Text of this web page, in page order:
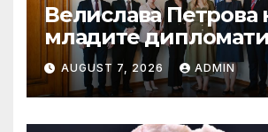
Велислава Петрова
младите
Бъдете смели,
винаги отстоявайте
интересите на
AUGUST 7, 2026 ADMIN